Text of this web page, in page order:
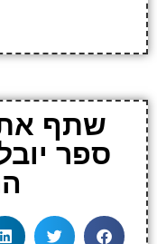
שתף את
ספר